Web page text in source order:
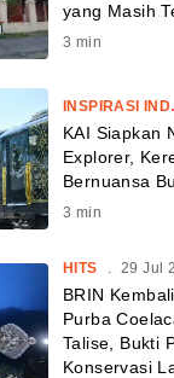
yang Masih
3 min
KAI Siapkan
Explorer,
Bernuansa
3 min
HITS 29 Jul
BRIN
Purba
Talise, Bukti
Konservasi